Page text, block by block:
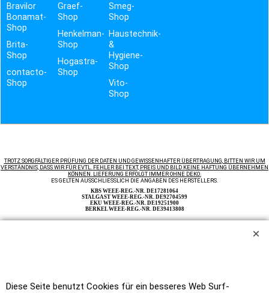
Bravilor
Bonamat-
Shop
Brita-
Shop
contacto-
Shop
Graef-
Shop
Henkelman-
Shop
Hogastra-
Shop
Smeg-
Shop
Haustechnik-
&
Hygiene-
Shop
Vito-
Shop
TROTZ SORGFÄLTIGER PRÜFUNG DER DATEN UND GEWISSENHAFTER ÜBERTRAGUNG, BITTEN WIR UM
VERSTÄNDNIS, DASS WIR FÜR EVTL. FEHLER BEI TEXT, PREIS UND BILD KEINE HAFTUNG ÜBERNEHMEN
KÖNNEN. LIEFERUNG ERFOLGT IMMER OHNE DEKO.
ES GELTEN AUSSCHLIESSLICH DIE ANGABEN DES HERSTELLERS.
KBS WEEE-REG.-NR. DE17281064
STALGAST WEEE-REG.-NR. DE92704599
EKU WEEE-REG.-NR. DE19251900
BERKEL WEEE-REG.-NR. DE39413808
ausschließlich Unternehmer im Sinne des § 14 BGB. Zu unseren Kunden zählen wir Industrie,
Home |Newsletter anfordern|Bestellformular
Diese Seite benutzt Cookies für ein besseres Web Surf-